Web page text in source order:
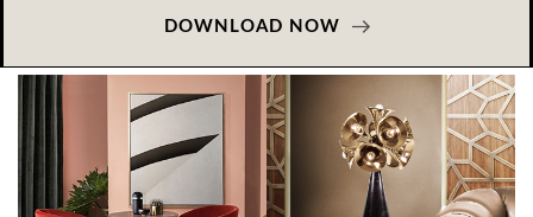
DOWNLOAD NOW